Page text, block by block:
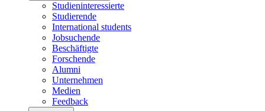
Studieninteressierte
Studierende
International students
Jobsuchende
Beschäftigte
Forschende
Alumni
Unternehmen
Medien
Feedback